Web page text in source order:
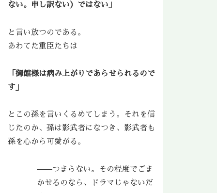
ない。申し訳ない）ではない」
と言い放つのである。
あわてた重臣たちは
「御館様は病み上がりであらせられるので
す」
とこの孫を言いくるめてしまう。それを信
じたのか、孫は影武者になつき、影武者も
孫を心から可愛がる。
——つまらない。その程度でごま
かせるのなら、ドラマじゃないだ